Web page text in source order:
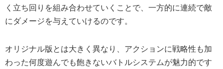
く立ち回りを組み合わせていくことで、一方的に連続で敵
にダメージを与えていけるのです。
オリジナル版とは大きく異なり、アクションに戦略性も加
わった何度遊んでも飽きないバトルシステムが魅力的です